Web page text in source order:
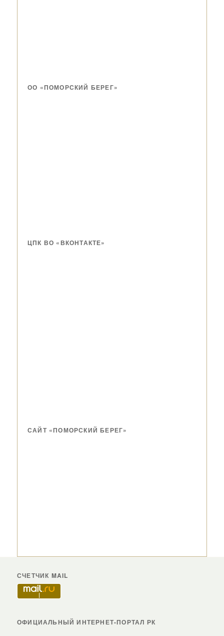
ОО «ПОМОРСКИЙ БЕРЕГ»
ЦПК ВО «ВКОНТАКТЕ»
САЙТ «ПОМОРСКИЙ БЕРЕГ»
СЧЕТЧИК MAIL
ОФИЦИАЛЬНЫЙ ИНТЕРНЕТ-ПОРТАЛ РК